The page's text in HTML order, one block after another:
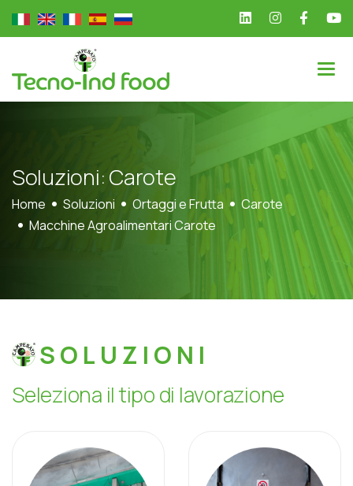
Soluzioni:Carote
Home Soluzioni Ortaggi e Frutta
Carote
Macchine Agroalimentari Carote
SOLUZIONI
Seleziona iltipodi lavorazione